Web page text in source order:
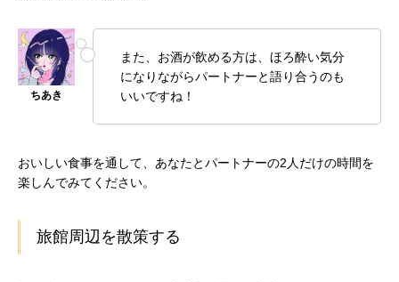
また、お酒が飲める方は、ほろ酔い気分
になりながらパートナーと語り合うのも
いいですね！
おいしい食事を通して、あなたとパートナーの2人だけの時間を
楽しんでみてください。
旅館周辺を散策する